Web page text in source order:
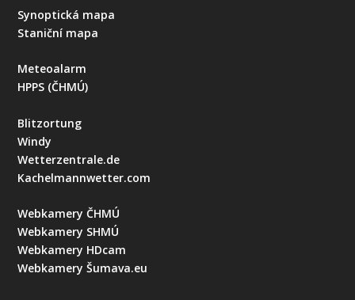
Synoptická mapa
Staniční mapa
Meteoalarm
HPPS (ČHMÚ)
Blitzortung
Windy
Wetterzentrale.de
Kachelmannwetter.com
Webkamery ČHMÚ
Webkamery SHMÚ
Webkamery HDcam
Webkamery Šumava.eu